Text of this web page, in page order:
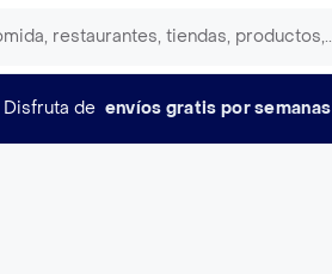
Disfruta de envíos gratis por semanas